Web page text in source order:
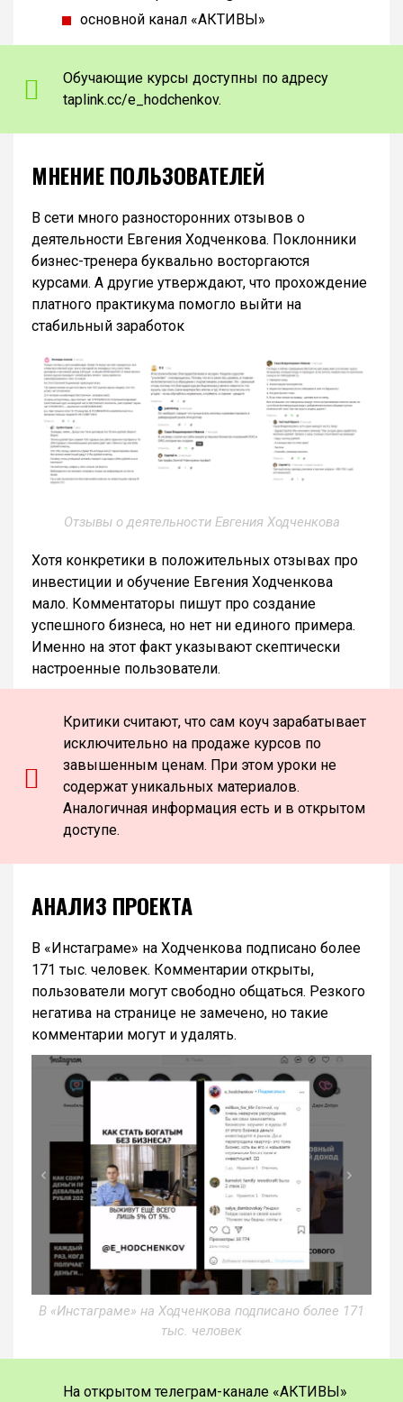
основной канал «АКТИВЫ»
Обучающие курсы доступны по адресу
taplink.cc/e_hodchenkov.
МНЕНИЕ ПОЛЬЗОВАТЕЛЕЙ
В сети много разносторонних отзывов о
деятельности Евгения Ходченкова. Поклонники
бизнес-тренера буквально восторгаются
курсами. А другие утверждают, что прохождение
платного практикума помогло выйти на
стабильный заработок
Отзывы о деятельности Евгения Ходченкова
Хотя конкретики в положительных отзывах про
инвестиции и обучение Евгения Ходченкова
мало. Комментаторы пишут про создание
успешного бизнеса, но нет ни единого примера.
Именно на этот факт указывают скептически
настроенные пользователи.
Критики считают, что сам коуч зарабатывает
исключительно на продаже курсов по
завышенным ценам. При этом уроки не
содержат уникальных материалов.
Аналогичная информация есть и в открытом
доступе.
АНАЛИЗ ПРОЕКТА
В «Инстаграме» на Ходченкова подписано более
171 тыс. человек. Комментарии открыты,
пользователи могут свободно общаться. Резкого
негатива на странице не замечено, но такие
комментарии могут и удалять.
В «Инстаграме» на Ходченкова подписано более 171
тыс. человек
На открытом телеграм-канале «АКТИВЫ»